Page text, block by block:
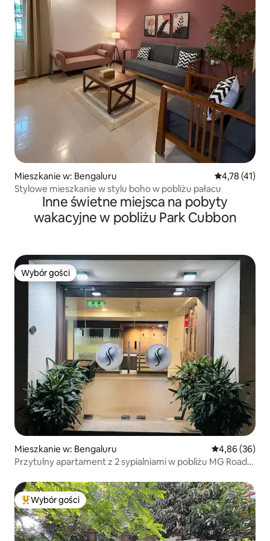
Mieszkanie w: Bengaluru Średnia
4,78 (41)
Stylowe mieszkanie w stylu boho w pobliżu pałacu
Inne świetne miejsca na pobyty
wakacyjne w pobliżu Park Cubbon
Wybór gości
Wybór gości
Mieszkanie w: Bengaluru Średnia
4,86 (36)
Przytulny apartament z 2 sypialniami w pobliżu MG Road
Najpopularniejsze z kategorii Wybór gości
Wybór gości